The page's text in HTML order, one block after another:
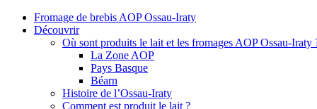
Fromage de brebis AOP Ossau-Iraty
Découvrir
Où sont produits le lait et les fromages AOP Ossau-Iraty
La Zone AOP
Pays Basque
Béarn
Histoire de l’Ossau-Iraty
Comment est produit le lait ?